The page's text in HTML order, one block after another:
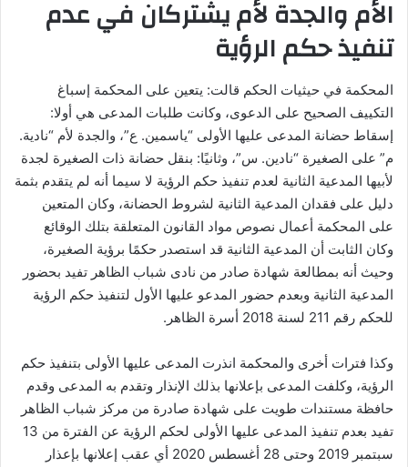
الأم والجدة لأم يشتركان في عدم
تنفيذ حكم الرؤية
المحكمة في حيثيات الحكم قالت: يتعين على المحكمة إسباغ
التكييف الصحيح على الدعوى، وكانت طلبات المدعى هي أولا:
إسقاط حضانة المدعى عليها الأولى “ياسمين. ع”، والجدة لأم “نادية.
م” على الصغيرة “نادين. س”، وثانيًا: بنقل حضانة ذات الصغيرة لجدة
لأبيها المدعية الثانية لعدم تنفيذ حكم الرؤية لا سيما أنه لم يتقدم بثمة
دليل على فقدان المدعية الثانية لشروط الحضانة، وكان المتعين
على المحكمة أعمال نصوص مواد القانون المتعلقة بتلك الوقائع
وكان الثابت أن المدعية الثانية قد استصدر حكمًا برؤية الصغيرة،
وحيث أنه بمطالعة شهادة صادر من نادى شباب الظاهر تفيد بحضور
المدعية الثانية وبعدم حضور المدعو عليها الأول لتنفيذ حكم الرؤية
للحكم رقم 211 لسنة 2018 أسرة الظاهر.
وكذا فترات أخرى والمحكمة انذرت المدعى عليها الأولى بتنفيذ حكم
الرؤية، وكلفت المدعى بإعلانها بذلك الإنذار وتقدم به المدعى وقدم
حافظة مستندات طويت على شهادة صادرة من مركز شباب الظاهر
تفيد بعدم تنفيذ المدعى عليها الأولى لحكم الرؤية عن الفترة من 13
سبتمبر 2019 وحتى 28 أغسطس 2020 أي عقب إعلانها بإعذار